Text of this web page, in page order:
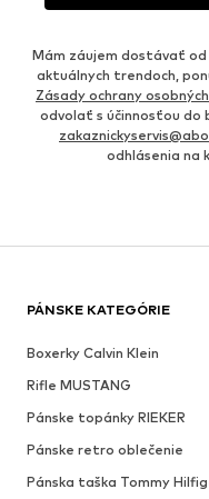
Mám záujem dostávať
aktuálnych trendoch,
Zásady ochrany
odvolať s účinnosťou do
odhlásenia na
PÁNSKE KATEGÓRIE
Boxerky Calvin Klein
Rifle MUSTANG
Pánske topánky RIEKER
Pánske retro oblečenie
Pánska taška Tommy